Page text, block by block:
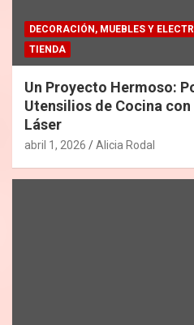
DECORACIÓN, MUEBLES Y
TIENDA
Un Proyecto Hermoso:
Utensilios de Cocina
Láser
abril 1, 2026 Alicia Rodal